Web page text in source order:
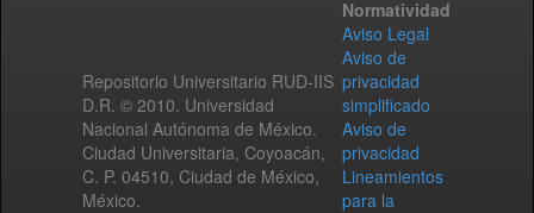
Repositorio Universitario RUD-IIS
D.R. © 2010. Universidad
Nacional Autónoma de México.
Ciudad Universitaria, Coyoacán,
C. P. 04510, Ciudad de México,
México.
Normatividad
Aviso Legal
Aviso de
privacidad
simplificado
Aviso de
privacidad
Lineamientos
para la